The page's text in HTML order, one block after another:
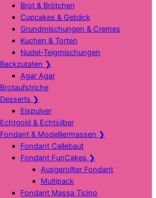
Brot & Brötchen
Cupcakes & Gebäck
Grundmischungen & Cremes
Kuchen & Torten
Nudel-Teigmischungen
Backzutaten ❯
Agar Agar
Brotaufstriche
Desserts ❯
Eispulver
Echtgold & Echtsilber
Fondant & Modelliermassen ❯
Fondant Callebaut
Fondant FunCakes ❯
Ausgerollter Fondant
Multipack
Fondant Massa Ticino